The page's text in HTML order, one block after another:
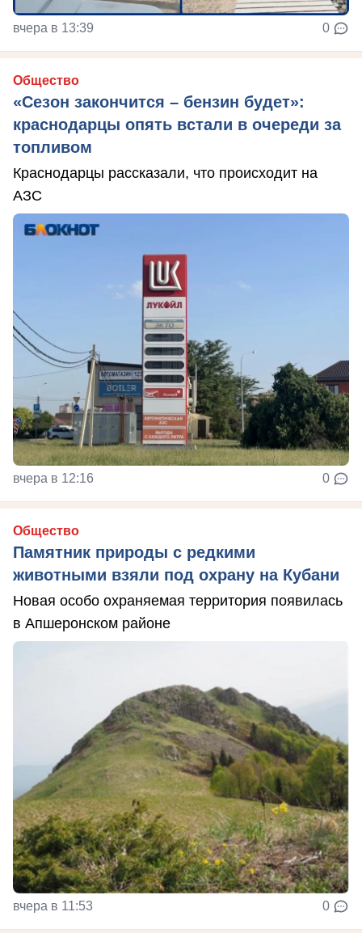
вчера в 13:39 0
Общество
«Сезон закончится – бензин будет»:
краснодарцы опять встали в очереди за
топливом
Краснодарцы рассказали, что происходит на
АЗС
вчера в 12:16 0
Общество
Памятник природы с редкими
животными взяли под охрану на Кубани
Новая особо охраняемая территория появилась
в Апшеронском районе
вчера в 11:53 0